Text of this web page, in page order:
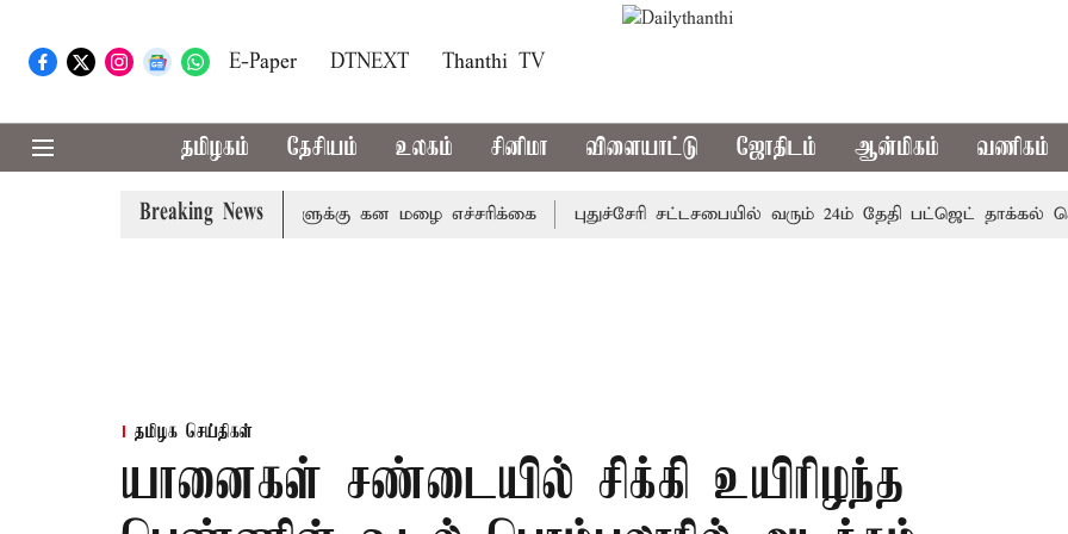
E-Paper DTNEXT Thanthi TV
தமிழகம் தேசியம் உலகம் சினிமா விளையாட்டு ஜோதிடம் ஆன்மிகம் வணிகம்
Breaking News
ஆகிய மாவட்டங்களுக்கு கன மழை எச்சரிக்கை புதுச்சேரி சட்டசபையில் வரும் 24ம் தேதி பட்ஜெட் தாக்கல்
தமிழக செய்திகள்
யானைகள் சண்டையில் சிக்கி உயிரிழந்த